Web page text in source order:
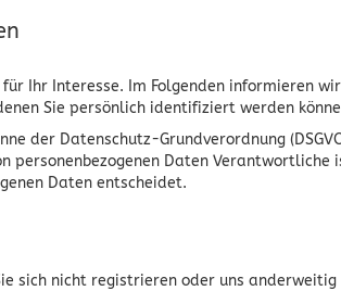
Ihr Interesse. Im Folgenden informieren
Sie persönlich identifiziert werden
der Datenschutz-Grundverordnung
Daten
Daten entscheidet.
sich nicht registrieren oder uns